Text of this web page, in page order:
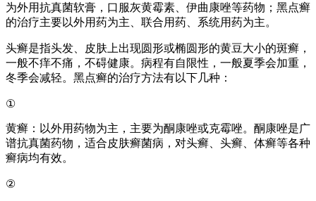
为外用抗真菌软膏，口服灰黄霉素、伊曲康唑等药物；黑点癣
的治疗主要以外用药为主、联合用药、系统用药为主。
头癣是指头发、皮肤上出现圆形或椭圆形的黄豆大小的斑癣，
一般不痒不痛，不碍健康。病程有自限性，一般夏季会加重，
冬季会减轻。黑点癣的治疗方法有以下几种：
①
黄癣：以外用药物为主，主要为酮康唑或克霉唑。酮康唑是广
谱抗真菌药物，适合皮肤癣菌病，对头癣、头癣、体癣等各种
癣病均有效。
②